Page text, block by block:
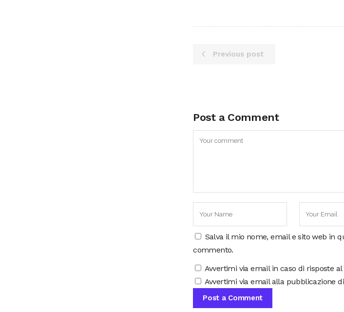
Previous post
Post a Comment
Salva il mio nome, email e sito web in
commento.
Avvertimi via email in caso di risposte
Avvertimi via email alla pubblicazione